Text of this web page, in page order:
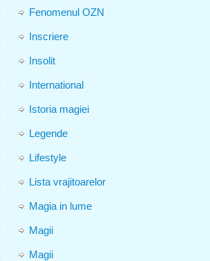
Fenomenul OZN
Inscriere
Insolit
International
Istoria magiei
Legende
Lifestyle
Lista vrajitoarelor
Magia in lume
Magii
Magii